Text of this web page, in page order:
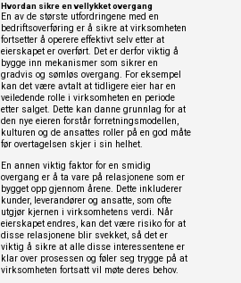
Hvordan sikre en vellykket overgang
En av de største utfordringene med en
bedriftsoverføring er å sikre at virksomheten
fortsetter å operere effektivt selv etter at
eierskapet er overført. Det er derfor viktig å
bygge inn mekanismer som sikrer en
gradvis og sømløs overgang. For eksempel
kan det være avtalt at tidligere eier har en
veiledende rolle i virksomheten en periode
etter salget. Dette kan danne grunnlag for at
den nye eieren forstår forretningsmodellen,
kulturen og de ansattes roller på en god måte
før overtagelsen skjer i sin helhet.
En annen viktig faktor for en smidig
overgang er å ta vare på relasjonene som er
bygget opp gjennom årene. Dette inkluderer
kunder, leverandører og ansatte, som ofte
utgjør kjernen i virksomhetens verdi. Når
eierskapet endres, kan det være risiko for at
disse relasjonene blir svekket, så det er
viktig å sikre at alle disse interessentene er
klar over prosessen og føler seg trygge på at
virksomheten fortsatt vil møte deres behov.